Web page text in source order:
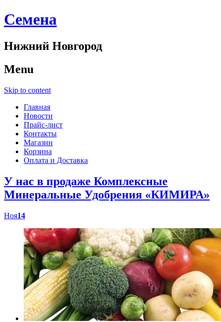
Cемена
Нижний Новгород
Menu
Skip to content
Главная
Новости
Прайс-лист
Контакты
Магазин
Корзина
Оплата и Доставка
У нас в продаже Комплексные
Минеральные Удобрения «КИМИРА»
Ноя14